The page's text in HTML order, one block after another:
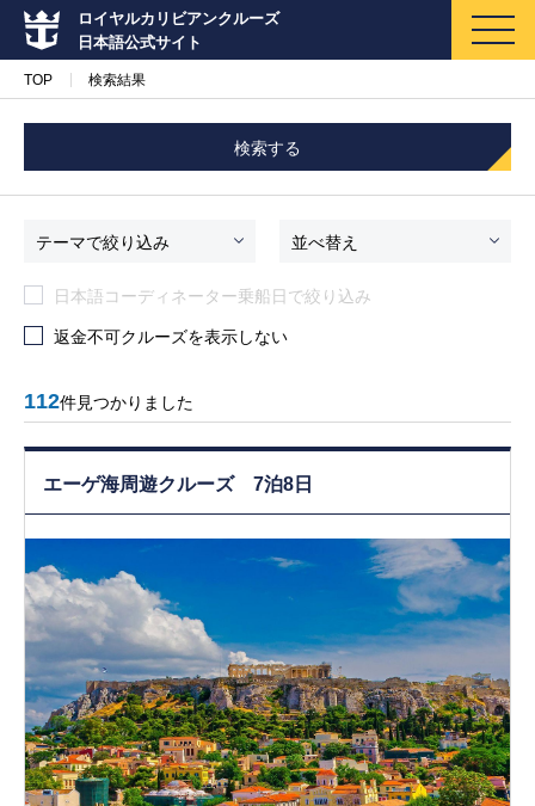
ロイヤルカリビアンクルーズ
日本語公式サイト
マイページ メルマガ登録
クルーズ検索
クルーズの楽しみ方
船内へようこそ
客船のご案内
寄港地ガイド
トピックス パンフレット
ご予約後の流れ お問い合わせ
TOP 検索結果
検索する
テーマで絞り込み 並べ替え
日本語コーディネーター乗船日で絞り込み
返金不可クルーズを表示しない
112件見つかりました
エーゲ海周遊クルーズ 7泊8日